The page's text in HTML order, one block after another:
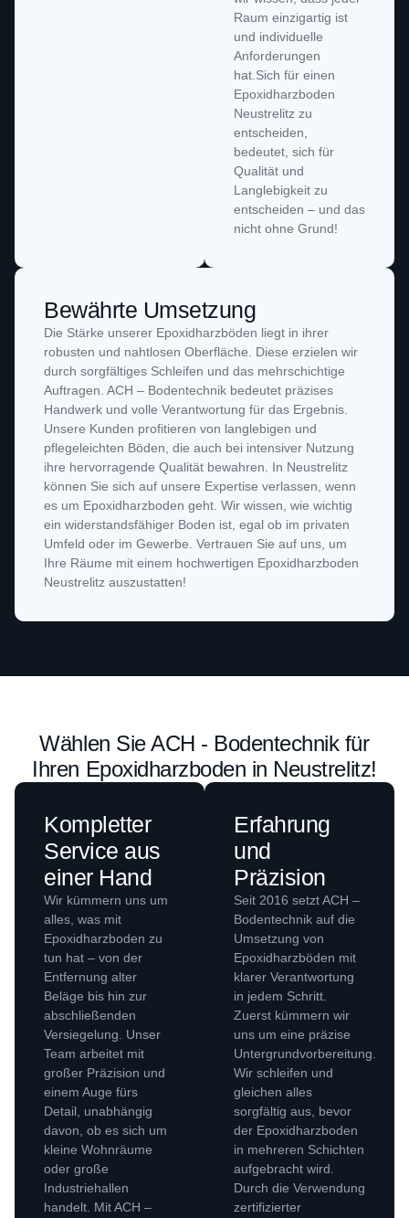
Raum einzigartig ist
und individuelle
Anforderungen
hat.Sich für einen
Epoxidharzboden
Neustrelitz zu
entscheiden,
bedeutet, sich für
Qualität und
Langlebigkeit zu
entscheiden – und das
nicht ohne Grund!
Bewährte Umsetzung
Die Stärke unserer Epoxidharzböden liegt in ihrer
robusten und nahtlosen Oberfläche. Diese erzielen wir
durch sorgfältiges Schleifen und das mehrschichtige
Auftragen. ACH – Bodentechnik bedeutet präzises
Handwerk und volle Verantwortung für das Ergebnis.
Unsere Kunden profitieren von langlebigen und
pflegeleichten Böden, die auch bei intensiver Nutzung
ihre hervorragende Qualität bewahren. In Neustrelitz
können Sie sich auf unsere Expertise verlassen, wenn
es um Epoxidharzboden geht. Wir wissen, wie wichtig
ein widerstandsfähiger Boden ist, egal ob im privaten
Umfeld oder im Gewerbe. Vertrauen Sie auf uns, um
Ihre Räume mit einem hochwertigen Epoxidharzboden
Neustrelitz auszustatten!
Wählen Sie ACH - Bodentechnik für
Ihren Epoxidharzboden in Neustrelitz!
Erfahrung
und
Präzision
Seit 2016 setzt ACH –
Bodentechnik auf die
Umsetzung von
Epoxidharzböden mit
klarer Verantwortung
in jedem Schritt.
Zuerst kümmern wir
uns um eine präzise
Untergrundvorbereitung.
Wir schleifen und
gleichen alles
sorgfältig aus, bevor
der Epoxidharzboden
in mehreren Schichten
aufgebracht wird.
Durch die Verwendung
zertifizierter
Kompletter
Service aus
einer Hand
Wir kümmern uns um
alles, was mit
Epoxidharzboden zu
tun hat – von der
Entfernung alter
Beläge bis hin zur
abschließenden
Versiegelung. Unser
Team arbeitet mit
großer Präzision und
einem Auge fürs
Detail, unabhängig
davon, ob es sich um
kleine Wohnräume
oder große
Industriehallen
handelt. Mit ACH –